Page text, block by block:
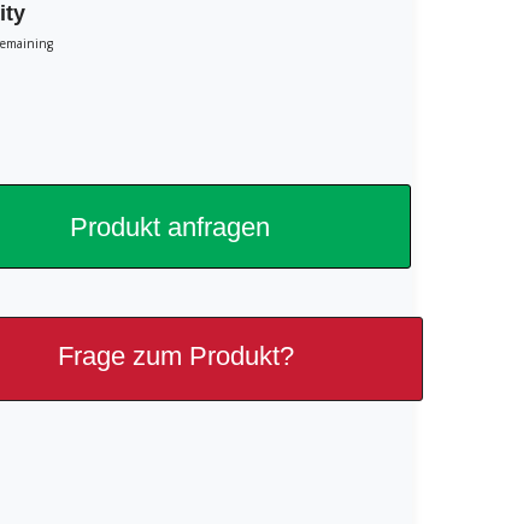
Produkt anfragen
Frage zum Produkt?